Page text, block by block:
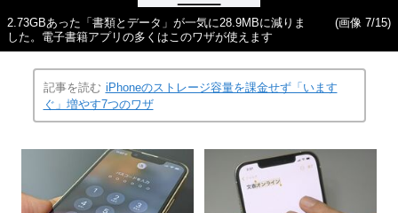
2.73GBあった「書類とデータ」が一気に28.9MBに減りま
した。電子書籍アプリの多くはこのワザが使えます
(画像 7/15)
記事を読む iPhoneのストレージ容量を課金せず「います
ぐ」増やす7つのワザ